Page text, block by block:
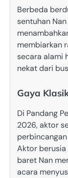
Berbeda
sentuhan
membiarkan
secara alami
nekat dari
Gaya
Di Pandang
2026, aktor
Aktor
baret Nan
acara